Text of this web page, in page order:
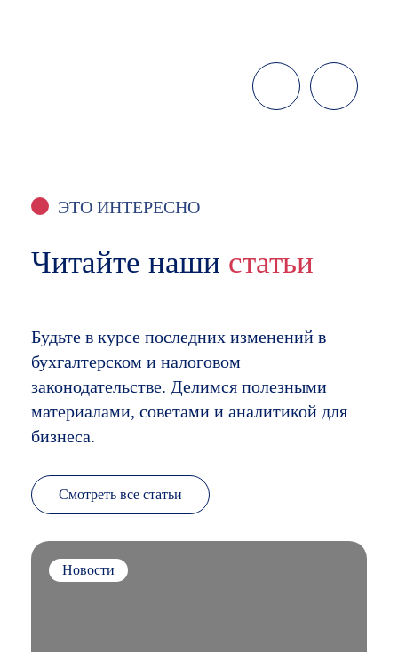
ЭТО ИНТЕРЕСНО
Читайте наши статьи
Будьте в курсе последних изменений в
бухгалтерском и налоговом
законодательстве. Делимся полезными
материалами, советами и аналитикой для
бизнеса.
Смотреть все статьи
Новости